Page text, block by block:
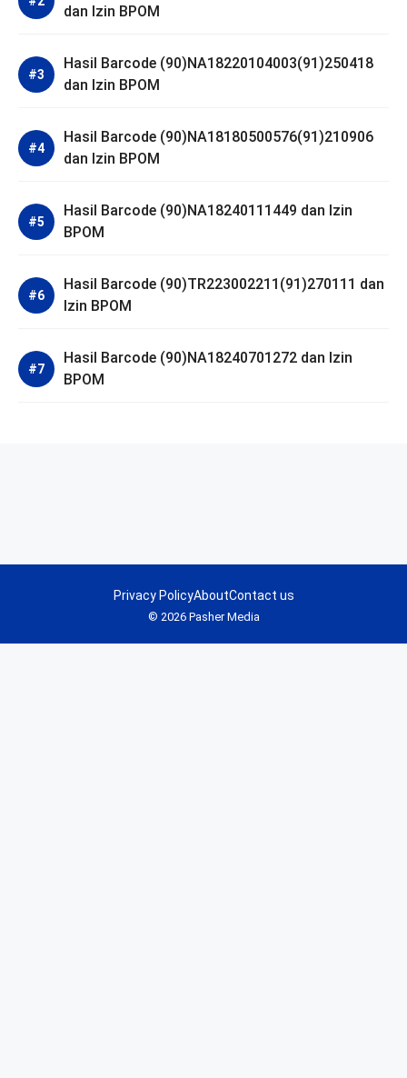
dan Izin BPOM
Hasil Barcode (90)NA18220104003(91)250418
dan Izin BPOM
Hasil Barcode (90)NA18180500576(91)210906
dan Izin BPOM
Hasil Barcode (90)NA18240111449 dan Izin
BPOM
Hasil Barcode (90)TR223002211(91)270111 dan
Izin BPOM
Hasil Barcode (90)NA18240701272 dan Izin
BPOM
© 2026 Pasher Media
Privacy PolicyAboutContact us